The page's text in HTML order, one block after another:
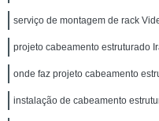
serviço de montagem de rack
projeto cabeamento estruturado
onde faz projeto cabeamento
instalação de cabeamento